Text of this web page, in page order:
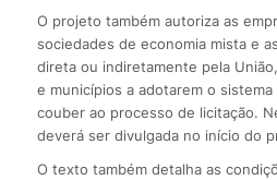
O projeto também autoriza as
sociedades de economia mista e
direta ou indiretamente pela
e municípios a adotarem o
couber ao processo de licitação.
deverá ser divulgada no início do
O texto também detalha as